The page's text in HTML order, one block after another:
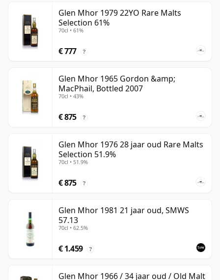
Glen Mhor 1979 22YO Rare Malts
Selection 61%
70cl • 61%
€ 777 ?
Glen Mhor 1965 Gordon &amp;
MacPhail, Bottled 2007
70cl • 43%
€ 875 ?
Glen Mhor 1976 28 jaar oud Rare Malts
Selection 51.9%
70cl • 51.9%
€ 875 ?
Glen Mhor 1981 21 jaar oud, SMWS
57.13
70cl • 62.5%
€ 1.459 ?
Glen Mhor 1966 / 34 jaar oud / Old Malt